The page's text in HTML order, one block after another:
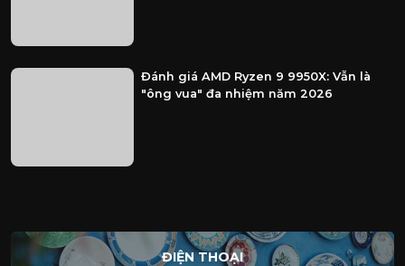
Đánh giá AMD Ryzen 9 9950X: Vẫn là
"ông vua" đa nhiệm năm 2026
ĐIỆN THOẠI